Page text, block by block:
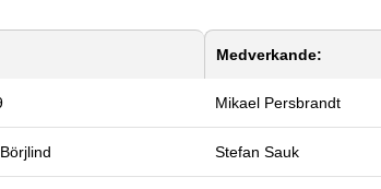
Medverkande:
Mikael Persbrandt
Stefan Sauk